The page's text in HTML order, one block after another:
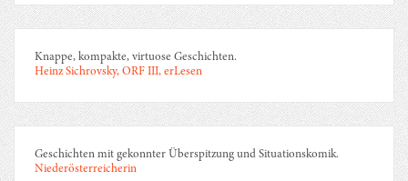
Knappe, kompakte, virtuose Geschichten.
Heinz Sichrovsky, ORF III, erLesen
Geschichten mit gekonnter Überspitzung und Situationskomik.
Niederösterreicherin